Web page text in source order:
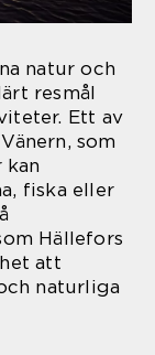
natur och
resmål
Ett av
som
kan
fiska eller
Hällefors
att
naturliga